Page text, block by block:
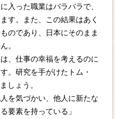
入った職業はバラバラで、
す。また、この結果はあく
のであり、日本にそのまま
。
、仕事の幸福を考えるのに
。研究を手がけたトム・
しょう。
を気づかい、他人に新たな
要素を持っている」